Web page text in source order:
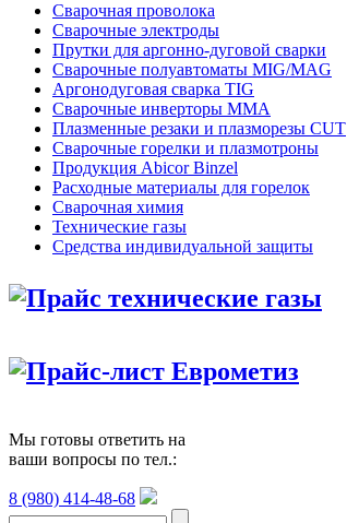
Сварочная проволока
Сварочные электроды
Прутки для аргонно-дуговой сварки
Сварочные полуавтоматы MIG/MAG
Аргонодуговая сварка TIG
Сварочные инверторы MMA
Плазменные резаки и плазморезы CUT
Сварочные горелки и плазмотроны
Продукция Abicor Binzel
Расходные материалы для горелок
Сварочная химия
Технические газы
Средства индивидуальной защиты
Прайс технические газы
Прайс-лист Еврометиз
Мы готовы ответить на
ваши вопросы по тел.:
8 (980) 414-48-68